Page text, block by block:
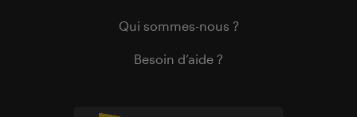
Qui sommes-nous ?
Besoin d’aide ?